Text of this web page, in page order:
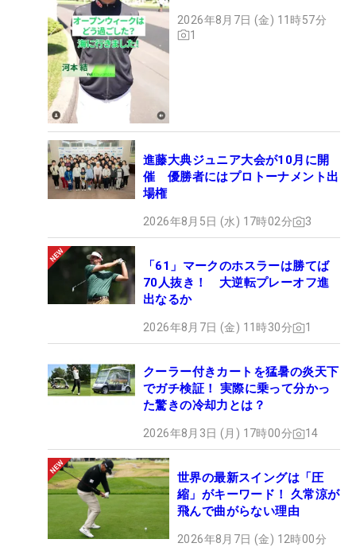
2026年8月7日 (金) 11時57分
1
進藤大典ジュニア大会が10月に開
催 優勝者にはプロトーナメント出
場権
2026年8月5日 (水) 17時02分 3
「61」マークのホスラーは勝てば
70人抜き！ 大逆転プレーオフ進
出なるか
2026年8月7日 (金) 11時30分 1
クーラー付きカートを猛暑の炎天下
でガチ検証！ 実際に乗って分かっ
た驚きの冷却力とは？
2026年8月3日 (月) 17時00分 14
世界の最新スイングは「圧
縮」がキーワード！ 久常涼が
飛んで曲がらない理由
2026年8月7日 (金) 12時00分